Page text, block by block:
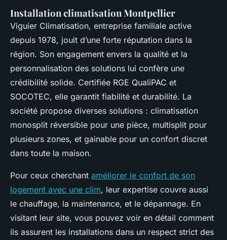
Installation climatisation Montpellier
Viguier Climatisation, entreprise familiale active
depuis 1978, jouit d’une forte réputation dans la
région. Son engagement envers la qualité et la
personnalisation des solutions lui confère une
crédibilité solide. Certifiée RGE QualiPAC et
SOCOTEC, elle garantit fiabilité et durabilité. La
société propose diverses solutions : climatisation
monosplit réversible pour une pièce, multisplit pour
plusieurs zones, et gainable pour un confort discret
dans toute la maison.
Pour ceux cherchant améliorer le confort de son
logement avec une clim, leur expertise couvre aussi
le chauffage, la maintenance, et le dépannage. En
visitant leur site, vous pouvez voir en détail comment
ils assurent les installations dans un respect strict des